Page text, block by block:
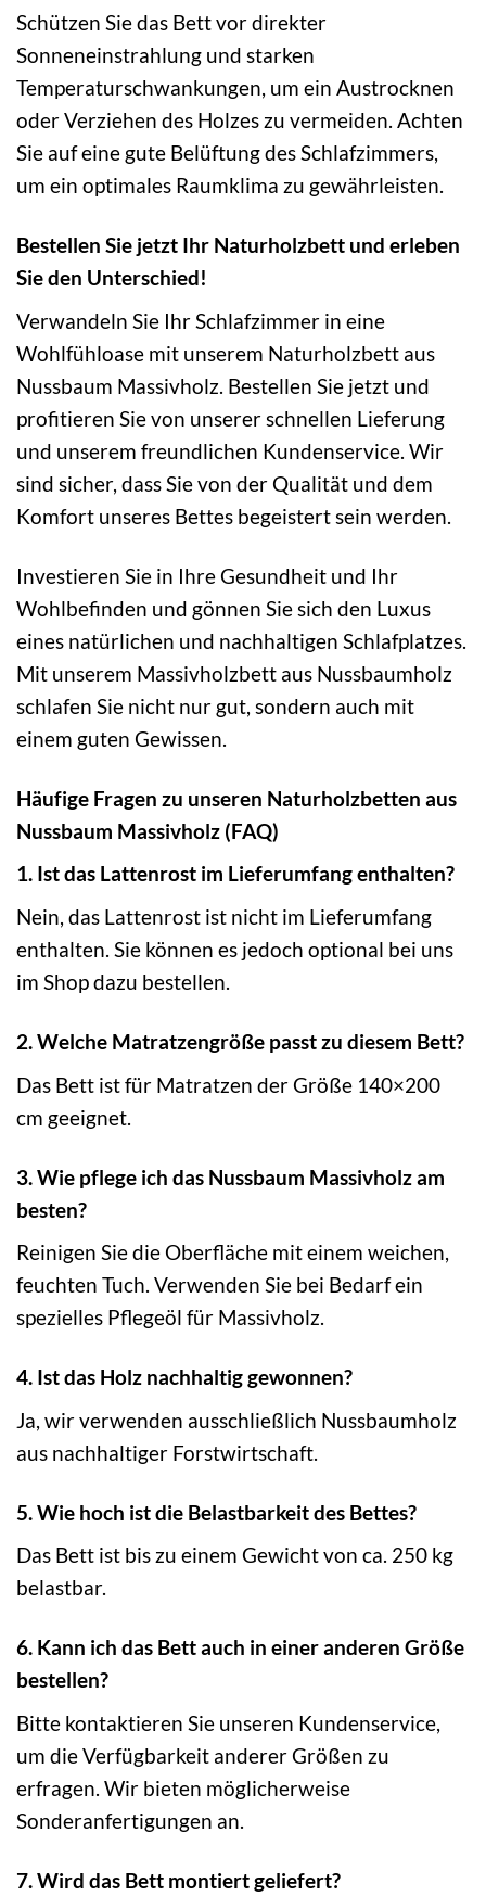
Schützen Sie das Bett vor direkter
Sonneneinstrahlung und starken
Temperaturschwankungen, um ein Austrocknen
oder Verziehen des Holzes zu vermeiden. Achten
Sie auf eine gute Belüftung des Schlafzimmers,
um ein optimales Raumklima zu gewährleisten.
Bestellen Sie jetzt Ihr Naturholzbett und erleben
Sie den Unterschied!
Verwandeln Sie Ihr Schlafzimmer in eine
Wohlfühloase mit unserem Naturholzbett aus
Nussbaum Massivholz. Bestellen Sie jetzt und
profitieren Sie von unserer schnellen Lieferung
und unserem freundlichen Kundenservice. Wir
sind sicher, dass Sie von der Qualität und dem
Komfort unseres Bettes begeistert sein werden.
Investieren Sie in Ihre Gesundheit und Ihr
Wohlbefinden und gönnen Sie sich den Luxus
eines natürlichen und nachhaltigen Schlafplatzes.
Mit unserem Massivholzbett aus Nussbaumholz
schlafen Sie nicht nur gut, sondern auch mit
einem guten Gewissen.
Häufige Fragen zu unseren Naturholzbetten aus
Nussbaum Massivholz (FAQ)
1. Ist das Lattenrost im Lieferumfang enthalten?
Nein, das Lattenrost ist nicht im Lieferumfang
enthalten. Sie können es jedoch optional bei uns
im Shop dazu bestellen.
2. Welche Matratzengröße passt zu diesem Bett?
Das Bett ist für Matratzen der Größe 140×200
cm geeignet.
3. Wie pflege ich das Nussbaum Massivholz am
besten?
Reinigen Sie die Oberfläche mit einem weichen,
feuchten Tuch. Verwenden Sie bei Bedarf ein
spezielles Pflegeöl für Massivholz.
4. Ist das Holz nachhaltig gewonnen?
Ja, wir verwenden ausschließlich Nussbaumholz
aus nachhaltiger Forstwirtschaft.
5. Wie hoch ist die Belastbarkeit des Bettes?
Das Bett ist bis zu einem Gewicht von ca. 250 kg
belastbar.
6. Kann ich das Bett auch in einer anderen Größe
bestellen?
Bitte kontaktieren Sie unseren Kundenservice,
um die Verfügbarkeit anderer Größen zu
erfragen. Wir bieten möglicherweise
Sonderanfertigungen an.
7. Wird das Bett montiert geliefert?